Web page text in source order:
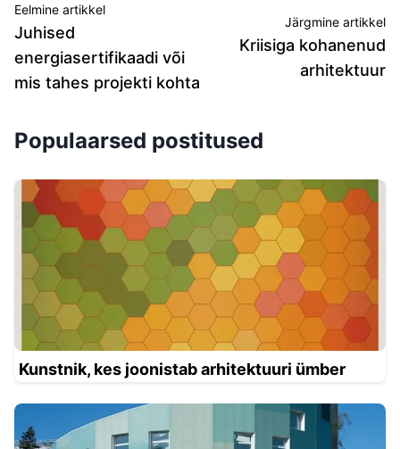
Eelmine artikkel
Juhised
energiasertifikaadi või
mis tahes projekti kohta
Järgmine artikkel
Kriisiga kohanenud
arhitektuur
Populaarsed postitused
Kunstnik, kes joonistab arhitektuuri ümber